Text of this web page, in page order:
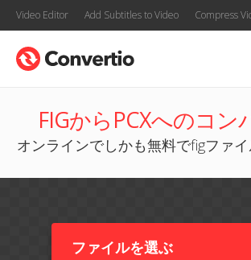
Video Editor Add Subtitles to Video Compress
FIGからPCXへのコン
オンラインでしかも無料でfigファ
ファイルを選ぶ